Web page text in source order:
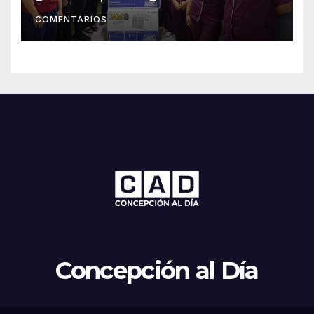
Concepción
COMENTARIOS
Concepción al Día